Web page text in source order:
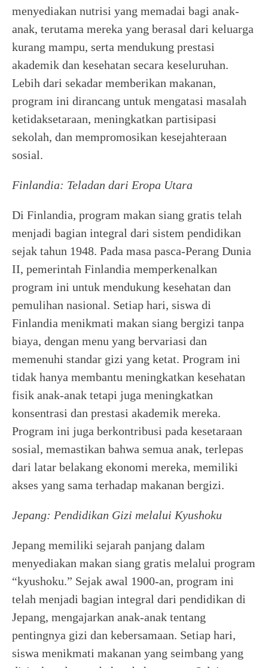
menyediakan nutrisi yang memadai bagi anak-
anak, terutama mereka yang berasal dari keluarga
kurang mampu, serta mendukung prestasi
akademik dan kesehatan secara keseluruhan.
Lebih dari sekadar memberikan makanan,
program ini dirancang untuk mengatasi masalah
ketidaksetaraan, meningkatkan partisipasi
sekolah, dan mempromosikan kesejahteraan
sosial.
Finlandia: Teladan dari Eropa Utara
Di Finlandia, program makan siang gratis telah
menjadi bagian integral dari sistem pendidikan
sejak tahun 1948. Pada masa pasca-Perang Dunia
II, pemerintah Finlandia memperkenalkan
program ini untuk mendukung kesehatan dan
pemulihan nasional. Setiap hari, siswa di
Finlandia menikmati makan siang bergizi tanpa
biaya, dengan menu yang bervariasi dan
memenuhi standar gizi yang ketat. Program ini
tidak hanya membantu meningkatkan kesehatan
fisik anak-anak tetapi juga meningkatkan
konsentrasi dan prestasi akademik mereka.
Program ini juga berkontribusi pada kesetaraan
sosial, memastikan bahwa semua anak, terlepas
dari latar belakang ekonomi mereka, memiliki
akses yang sama terhadap makanan bergizi.
Jepang: Pendidikan Gizi melalui Kyushoku
Jepang memiliki sejarah panjang dalam
menyediakan makan siang gratis melalui program
“kyushoku.” Sejak awal 1900-an, program ini
telah menjadi bagian integral dari pendidikan di
Jepang, mengajarkan anak-anak tentang
pentingnya gizi dan kebersamaan. Setiap hari,
siswa menikmati makanan yang seimbang yang